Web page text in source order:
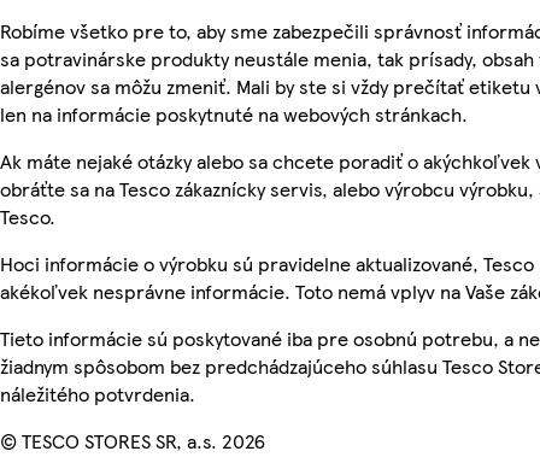
Robíme všetko pre to, aby sme zabezpečili správnosť
sa potravinárske produkty neustále menia, tak prísady, obsah
alergénov sa môžu zmeniť. Mali by ste si vždy prečítať etiketu
len na informácie poskytnuté na webových stránkach.
Ak máte nejaké otázky alebo sa chcete poradiť o akýchkoľvek
obráťte sa na Tesco zákaznícky servis, alebo výrobcu
Tesco.
Hoci informácie o výrobku sú pravidelne aktualizované,
akékoľvek nesprávne informácie. Toto nemá vplyv na Vaše
Tieto informácie sú poskytované iba pre osobnú potrebu, a
žiadnym spôsobom bez predchádzajúceho súhlasu Tesco
náležitého potvrdenia.
© TESCO STORES SR, a.s. 2026